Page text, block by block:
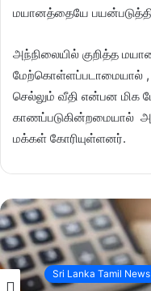
மயானத்தையே
அந்நிலையில் குறித்த
மேற்கொள்ளப்படாமையால் ,
செல்லும் வீதி என்பன மிக
காணப்படுகின்றமையால்
மக்கள் கோரியுள்ளனர்.
Sri Lanka Tamil News